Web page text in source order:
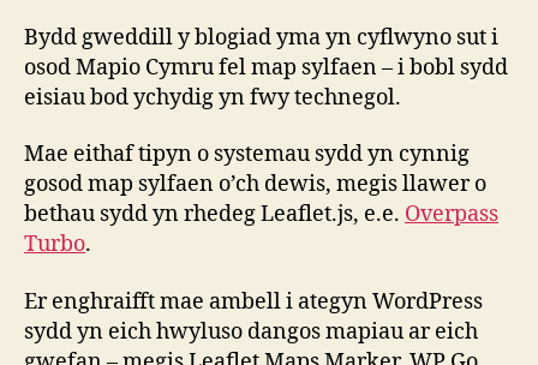
Bydd gweddill y blogiad yma yn cyflwyno sut i
osod Mapio Cymru fel map sylfaen – i bobl sydd
eisiau bod ychydig yn fwy technegol.
Mae eithaf tipyn o systemau sydd yn cynnig
gosod map sylfaen o’ch dewis, megis llawer o
bethau sydd yn rhedeg Leaflet.js, e.e. Overpass
Turbo.
Er enghraifft mae ambell i ategyn WordPress
sydd yn eich hwyluso dangos mapiau ar eich